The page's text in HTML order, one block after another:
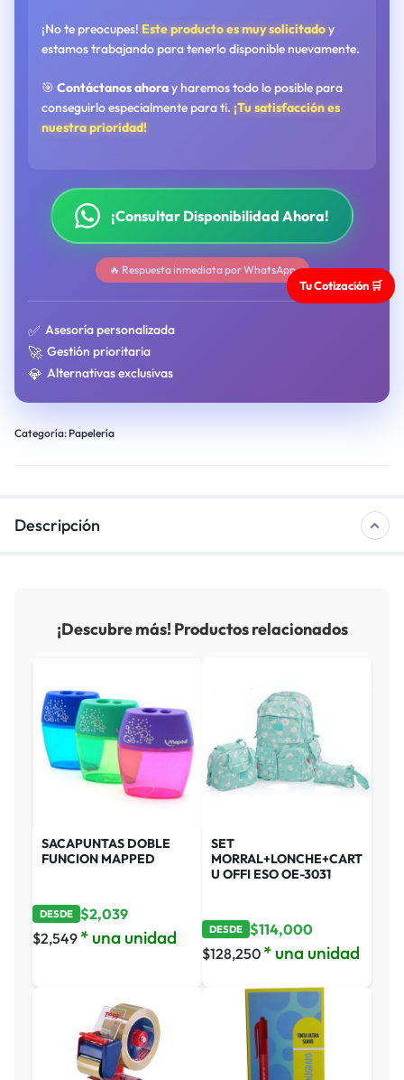
¡No te preocupes! Este producto es muy solicitadoy
estamos trabajando para tenerlo disponible nuevamente.
🎯 Contáctanos ahoray haremos todo lo posible para
conseguirlo especialmente para ti. ¡Tu satisfacción es
nuestra prioridad!
¡Consultar Disponibilidad Ahora!
🔥 Respuesta inmediata por WhatsApp
✅ Asesoría personalizada
🚀 Gestión prioritaria
💎 Alternativas exclusivas
Categoría: Papelería
Descripción
¡Descubre más! Productos relacionados
SACAPUNTAS DOBLE
FUNCION MAPPED
DESDE $2,039
$2,549 * una unidad
SET
MORRAL+LONCHE+CART
U OFFI ESO OE-3031
DESDE $114,000
$128,250 * una unidad
Tu Cotización 🛒